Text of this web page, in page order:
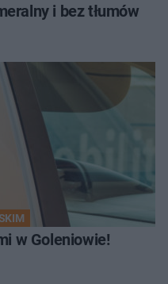
i bez tłumów
w Goleniowie!